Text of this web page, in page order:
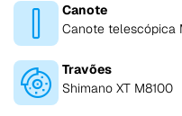
Canote
Canote telescópica
Travões
Shimano XT M8100